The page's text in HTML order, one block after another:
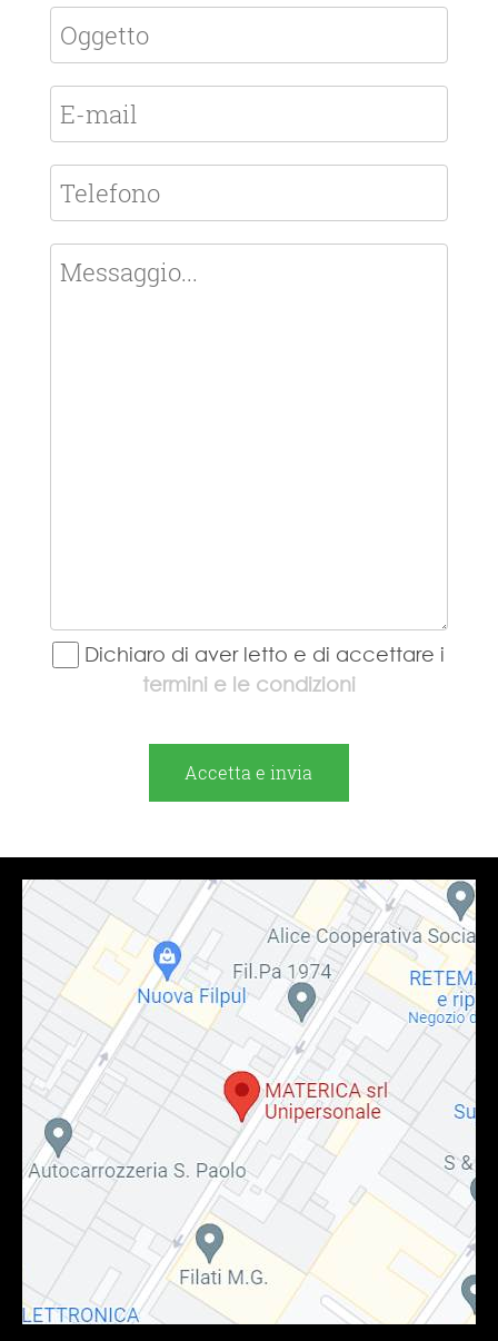
Dichiaro di aver letto e di accettare i
termini e le condizioni
Accetta e invia